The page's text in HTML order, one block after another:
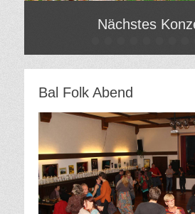
Nächstes
am
Von
Bal Folk Abend